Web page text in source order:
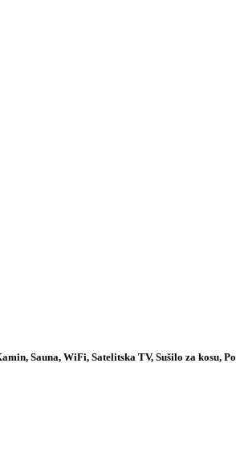
Sauna, WiFi, Satelitska TV, Sušilo za kosu,